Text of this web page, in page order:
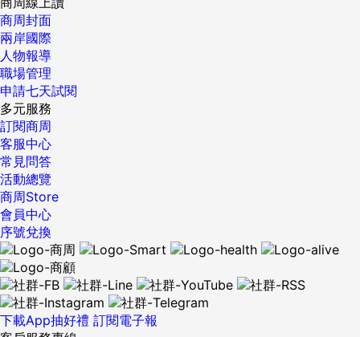
商周封面
兩岸國際
人物報導
職場管理
申請七天試閱
多元服務
訂閱商周
客服中心
常見問答
活動總覽
商周Store
會員中心
序號兌換
下載App抽好禮 訂閱電子報